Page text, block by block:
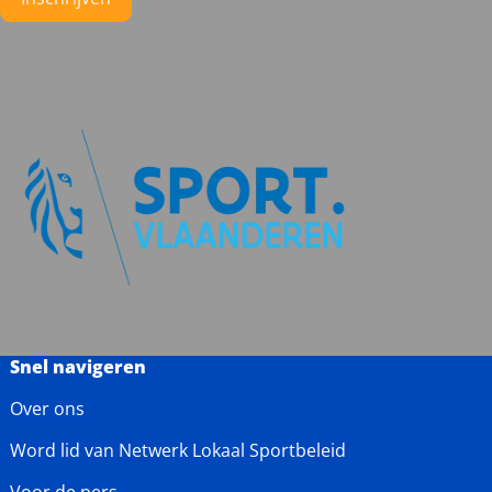
Snel navigeren
Over ons
Word lid van Netwerk Lokaal Sportbeleid